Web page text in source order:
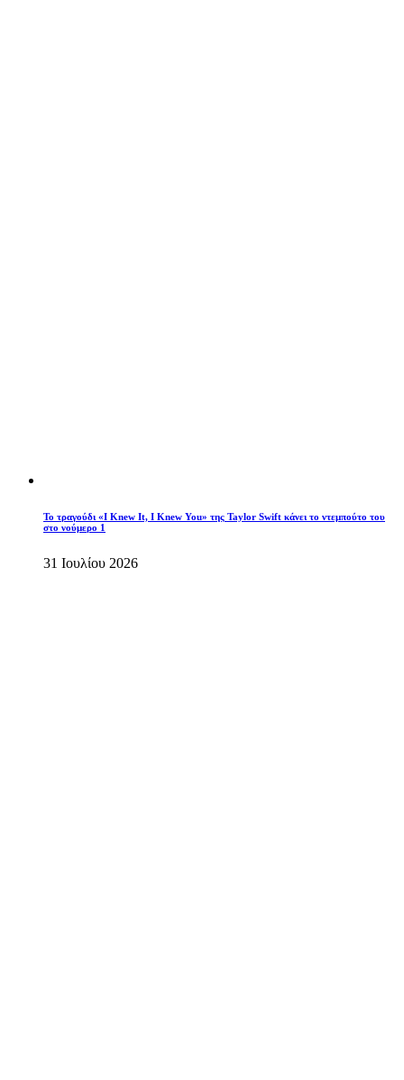
Το τραγούδι «I Knew It, I Knew You» της Taylor Swift κάνει το ντεμπούτο του
στο νούμερο 1
31 Ιουλίου 2026